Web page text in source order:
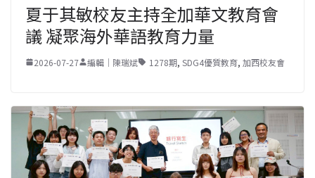
夏于其敏校友主持全加華文教育會
議 凝聚海外華語教育力量
2026-07-27 編輯｜陳瑞斌 1278期, SDG4優質教育, 加西校友會